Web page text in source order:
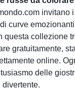
invitano
curve
questa collezione
gratuitamente,
online.
delle